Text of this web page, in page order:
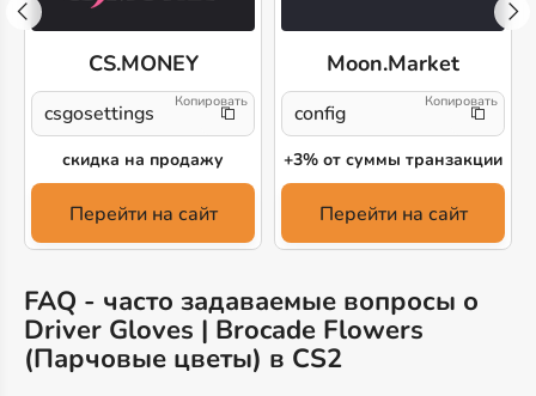
CS.MONEY
csgosettings
скидка на продажу
Перейти на сайт
Moon.Market
config
+3% от суммы транзакции
Перейти на сайт
FAQ - часто задаваемые вопросы о
Driver Gloves | Brocade Flowers
(Парчовые цветы) в CS2